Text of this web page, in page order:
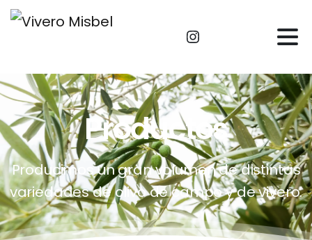
Productos
Producimos un gran volumen de distintas
variedades de olivo de campo y de vivero.